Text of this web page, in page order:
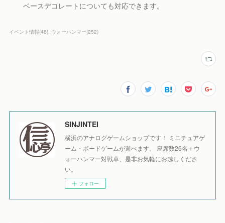
ベースデコレートについても対応できます。
イベント情報(48) ウォーハンマー(252)
SINJINTEI
横浜のアナログゲームショップです！ ミニチュアゲ
ーム・ボードゲームが遊べます。 座席数26名＋ウ
ォーハンマー対戦卓、是非お気軽にお越しくださ
い。
フォロー